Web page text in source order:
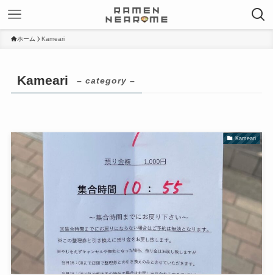
ホーム Kameari
Kameari – category –
Kameari